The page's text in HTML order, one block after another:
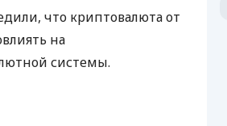
что криптовалюта от
на
системы.